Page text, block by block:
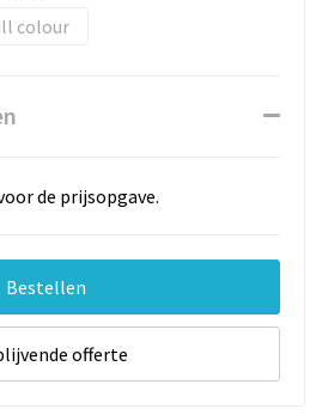
colour
de prijsopgave.
Bestellen
offerte